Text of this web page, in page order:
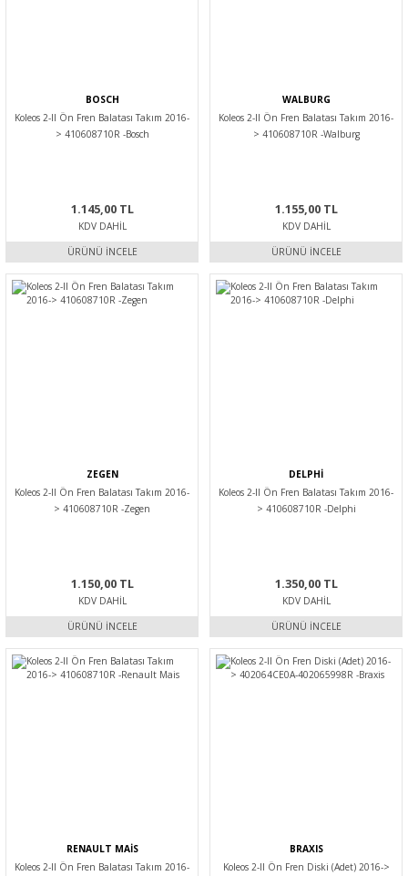
BOSCH
Koleos 2-II Ön Fren Balatası Takım 2016-
> 410608710R -Bosch
1.145,00 TL
KDV DAHIL
ÜRÜNÜ İNCELE
WALBURG
Koleos 2-II Ön Fren Balatası Takım 2016-
> 410608710R -Walburg
1.155,00 TL
KDV DAHIL
ÜRÜNÜ İNCELE
ZEGEN
Koleos 2-II Ön Fren Balatası Takım 2016-
> 410608710R -Zegen
1.150,00 TL
KDV DAHIL
ÜRÜNÜ İNCELE
DELPHİ
Koleos 2-II Ön Fren Balatası Takım 2016-
> 410608710R -Delphi
1.350,00 TL
KDV DAHIL
ÜRÜNÜ İNCELE
RENAULT MAİS
Koleos 2-II Ön Fren Balatası Takım 2016-
BRAXIS
Koleos 2-II Ön Fren Diski (Adet) 2016->